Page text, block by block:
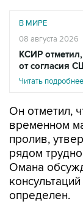
В МИРЕ
08 августа 2026
КСИР
от согласия
Читать подробнее
Он отметил,
временном
пролив,
рядом
Омана
определен.